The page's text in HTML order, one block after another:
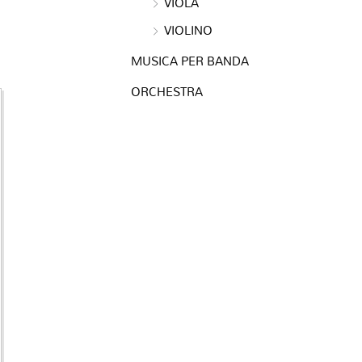
VIOLINO
MUSICA PER BANDA
ORCHESTRA